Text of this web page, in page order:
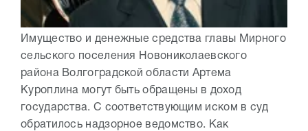
Имущество и денежные средства главы Мирного
сельского поселения Новониколаевского
района Волгоградской области Артема
Куроплина могут быть обращены в доход
государства. С соответствующим иском в суд
обратилось надзорное ведомство. Как